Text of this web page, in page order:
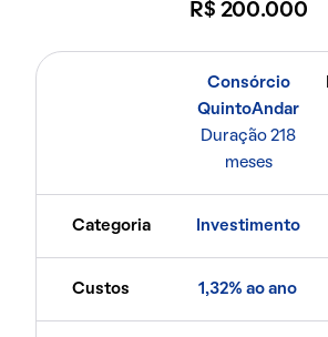
R$ 200.000
Consórcio
QuintoAndar
Duração 218
meses
Categoria Investimento
Custos 1,32% ao ano